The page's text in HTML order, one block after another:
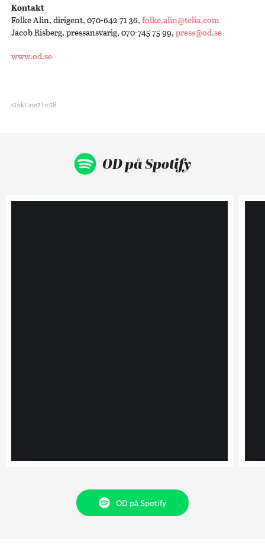
Kontakt
Folke Alin, dirigent, 070-642 71 36,folke.alin@telia.com
Jacob Risberg, pressansvarig, 070-745 75 99,press@od.se
www.od.se
13 okt 2017 | 11:58
OD på Spotify
OD på Spotify